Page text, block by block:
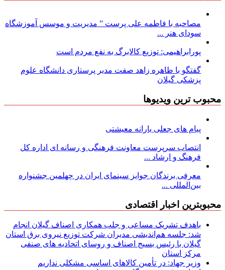
مصاحبه با فاطمه علی پرست ” مدیریت و موسس آموزشگاه
سودای هنر ...
پورابراهیمی: توزیع کالابرگ به نفع مردم است
گفتگو با طاهره زاهد صفت مدیر پرستاری دانشگاه علوم
پزشکی گیلان
محبوب ترین ویدیوها
پیام های جعلی یارانه معیشتی
انتصاب سرپرست معاونت فرهنگی و رسانه ای اداره کل
فرهنگ و ارشاد ...
معرفی برندگان جوایز سینمای ایران در چهلمین جشنواره
بین‌المللی ...
محبوبترین اخبار اقتصادی
باهدف تشریک مساعی و جلب همکاری اصناف گیلان انجام
شد: جلسه هم‌اندیشی مدیران شركت توزیع نیروی برق استان
گیلان با رئیس بسیج اصناف و روسای اتحادیه های صنفی
مركز استان
وزیر جهاد: در تأمین کالاهای اساسی مشکلی نداریم